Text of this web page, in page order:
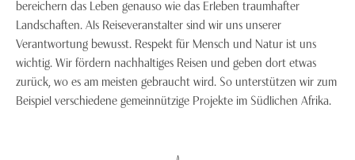
bereichern das Leben genauso wie das Erleben traumhafter
Landschaften. Als Reiseveranstalter sind wir uns unserer
Verantwortung bewusst. Respekt für Mensch und Natur ist uns
wichtig. Wir fördern nachhaltiges Reisen und geben dort etwas
zurück, wo es am meisten gebraucht wird. So unterstützen wir zum
Beispiel verschiedene gemeinnützige Projekte im Südlichen Afrika.